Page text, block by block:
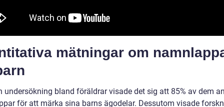
mätningar om
undersökning bland föräldrar visade det sig att 85% av dem
för att märka sina barns ägodelar. Dessutom visade